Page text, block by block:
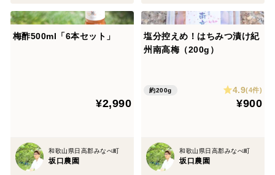
梅酢500ml「6本セット」
¥2,990
和歌山県日高郡みなべ町
坂口農園
塩分控えめ！はちみつ漬け紀
州南高梅（200g）
約200g 4.9(4件)
¥900
和歌山県日高郡みなべ町
坂口農園